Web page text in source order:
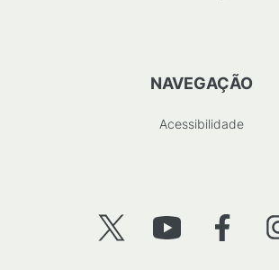
NAVEGAÇÃO
Acessibilidade